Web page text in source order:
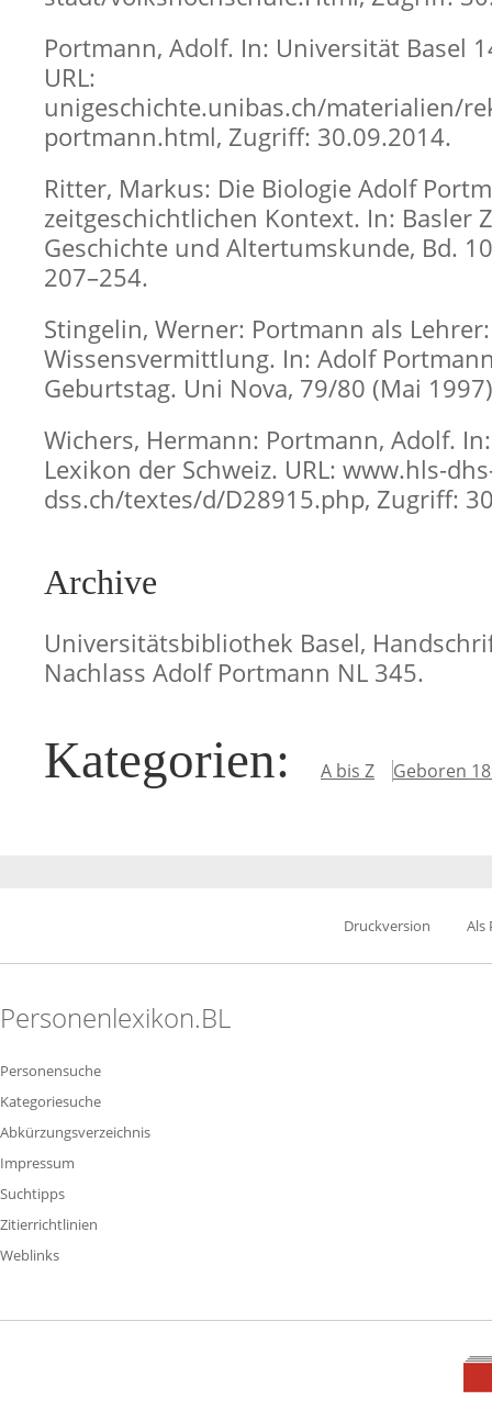
Portmann, Adolf. In: Universität Basel
URL:
unigeschichte.unibas.ch/materialien/
portmann.html, Zugriff: 30.09.2014.
Ritter, Markus: Die Biologie Adolf
zeitgeschichtlichen Kontext. In: Basler
Geschichte und Altertumskunde, Bd.
207–254.
Stingelin, Werner: Portmann als
Wissensvermittlung. In: Adolf
Geburtstag. Uni Nova, 79/80 (Mai
Wichers, Hermann: Portmann, Adolf.
Lexikon der Schweiz. URL: www.hls-
dss.ch/textes/d/D28915.php, Zugriff:
Archive
Universitätsbibliothek Basel,
Nachlass Adolf Portmann NL 345.
Kategorien: A bis Z Geboren
Druckversion Als
Personenlexikon.BL
Personensuche
Kategoriesuche
Abkürzungsverzeichnis
Impressum
Suchtipps
Zitierrichtlinien
Weblinks